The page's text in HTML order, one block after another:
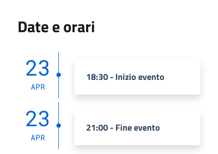
Date e orari
23
APR
18:30 - Inizio evento
23
APR
21:00 - Fine evento